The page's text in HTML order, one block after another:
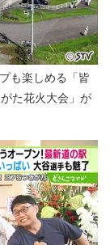
も楽しめる「皆
た花火大会」が